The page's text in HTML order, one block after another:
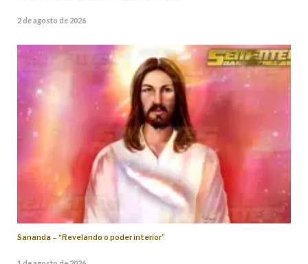
2 de agosto de 2026
Sananda – “Revelando o poder interior”